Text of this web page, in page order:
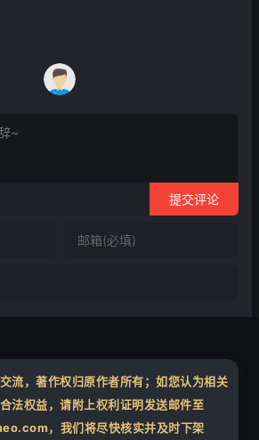
提交评论
流，著作权归原作者所有；如您认为相关
法权益，请附上权利证明发送邮件至
，我们将尽快核实并及时下架